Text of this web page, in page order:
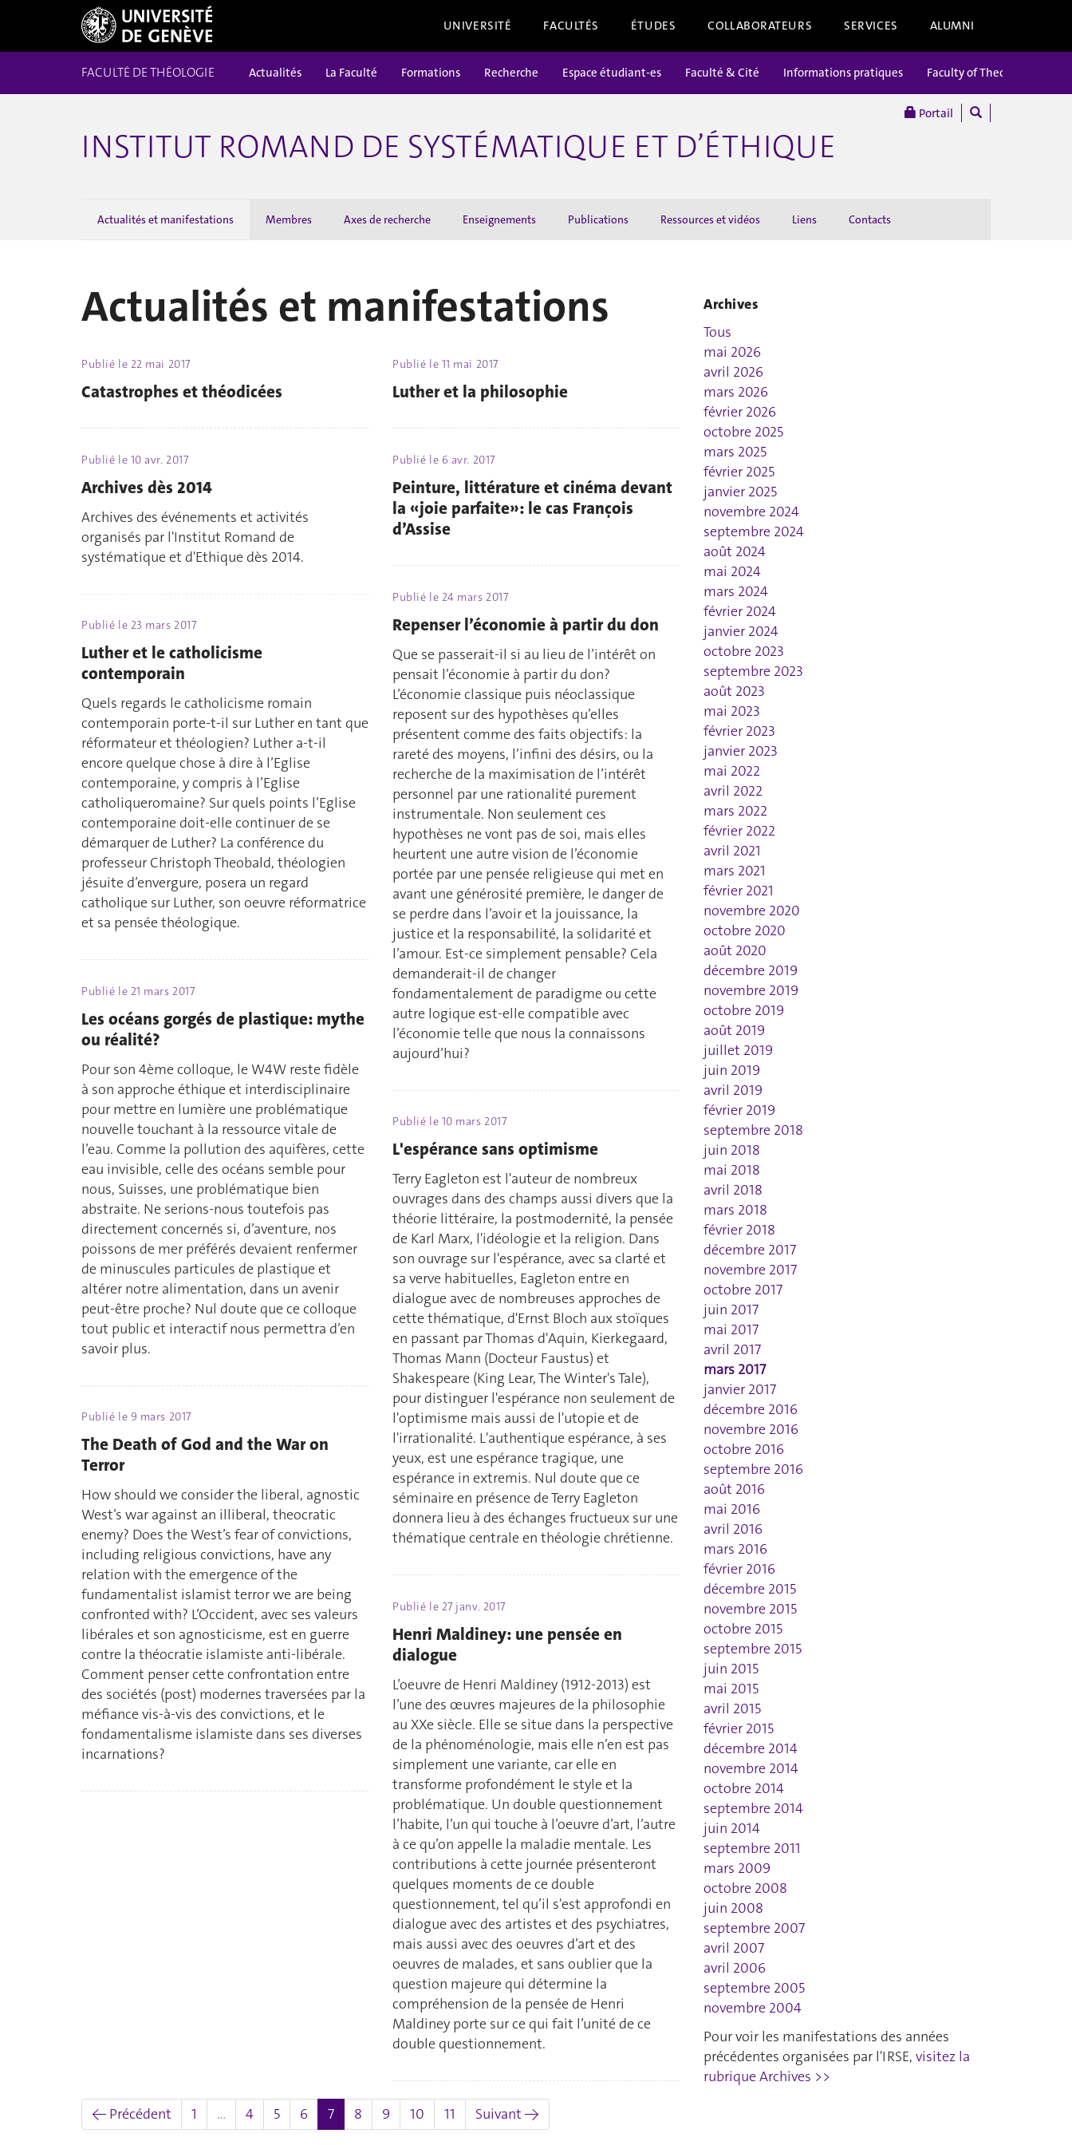
UNIVERSITÉ FACULTÉS ÉTUDES COLLABORATEURS SERVICES ALUMNI
Portail
FACULTÉ DE THÉOLOGIE Actualités La Faculté Formations Recherche Espace étudiant-es Faculté & Cité Informations pratiques Faculty of Theology
INSTITUT ROMAND DE SYSTÉMATIQUE ET D’ÉTHIQUE
Actualités et manifestations Membres Axes de recherche Enseignements Publications Ressources et vidéos Liens Contacts
Actualités et manifestations
Publié le 22 mai 2017
Catastrophes et théodicées
Publié le 11 mai 2017
Luther et la philosophie
Publié le 10 avr. 2017
Archives dès 2014
Archives des événements et activités
organisés par l'Institut Romand de
systématique et d'Ethique dès 2014.
Publié le 6 avr. 2017
Peinture, littérature et cinéma devant
la «joie parfaite»: le cas François
d’Assise
Publié le 24 mars 2017
Repenser l’économie à partir du don
Que se passerait-il si au lieu de l’intérêt on
pensait l’économie à partir du don?
L’économie classique puis néoclassique
reposent sur des hypothèses qu’elles
présentent comme des faits objectifs: la
rareté des moyens, l’infini des désirs, ou la
recherche de la maximisation de l’intérêt
personnel par une rationalité purement
instrumentale. Non seulement ces
hypothèses ne vont pas de soi, mais elles
heurtent une autre vision de l’économie
portée par une pensée religieuse qui met en
avant une générosité première, le danger de
se perdre dans l’avoir et la jouissance, la
justice et la responsabilité, la solidarité et
l’amour. Est-ce simplement pensable? Cela
demanderait-il de changer
fondamentalement de paradigme ou cette
autre logique est-elle compatible avec
l’économie telle que nous la connaissons
aujourd’hui?
Publié le 23 mars 2017
Luther et le catholicisme
contemporain
Quels regards le catholicisme romain
contemporain porte-t-il sur Luther en tant que
réformateur et théologien? Luther a-t-il
encore quelque chose à dire à l’Eglise
contemporaine, y compris à l’Eglise
catholiqueromaine? Sur quels points l’Eglise
contemporaine doit-elle continuer de se
démarquer de Luther? La conférence du
professeur Christoph Theobald, théologien
jésuite d’envergure, posera un regard
catholique sur Luther, son oeuvre réformatrice
et sa pensée théologique.
Publié le 21 mars 2017
Les océans gorgés de plastique: mythe
ou réalité?
Pour son 4ème colloque, le W4W reste fidèle
à son approche éthique et interdisciplinaire
pour mettre en lumière une problématique
nouvelle touchant à la ressource vitale de
l’eau. Comme la pollution des aquifères, cette
eau invisible, celle des océans semble pour
nous, Suisses, une problématique bien
abstraite. Ne serions-nous toutefois pas
directement concernés si, d’aventure, nos
poissons de mer préférés devaient renfermer
de minuscules particules de plastique et
altérer notre alimentation, dans un avenir
peut-être proche? Nul doute que ce colloque
tout public et interactif nous permettra d’en
savoir plus.
Publié le 10 mars 2017
L'espérance sans optimisme
Terry Eagleton est l'auteur de nombreux
ouvrages dans des champs aussi divers que la
théorie littéraire, la postmodernité, la pensée
de Karl Marx, l'idéologie et la religion. Dans
son ouvrage sur l'espérance, avec sa clarté et
sa verve habituelles, Eagleton entre en
dialogue avec de nombreuses approches de
cette thématique, d'Ernst Bloch aux stoïques
en passant par Thomas d'Aquin, Kierkegaard,
Thomas Mann (Docteur Faustus) et
Shakespeare (King Lear, The Winter's Tale),
pour distinguer l'espérance non seulement de
l'optimisme mais aussi de l'utopie et de
l'irrationalité. L'authentique espérance, à ses
yeux, est une espérance tragique, une
espérance in extremis. Nul doute que ce
séminaire en présence de Terry Eagleton
donnera lieu à des échanges fructueux sur une
thématique centrale en théologie chrétienne.
Publié le 9 mars 2017
The Death of God and the War on
Terror
How should we consider the liberal, agnostic
West’s war against an illiberal, theocratic
enemy? Does the West’s fear of convictions,
including religious convictions, have any
relation with the emergence of the
fundamentalist islamist terror we are being
confronted with? L’Occident, avec ses valeurs
libérales et son agnosticisme, est en guerre
contre la théocratie islamiste anti-libérale.
Comment penser cette confrontation entre
des sociétés (post) modernes traversées par la
méfiance vis-à-vis des convictions, et le
fondamentalisme islamiste dans ses diverses
incarnations?
Publié le 27 janv. 2017
Henri Maldiney: une pensée en
dialogue
L’oeuvre de Henri Maldiney (1912-2013) est
l’une des œuvres majeures de la philosophie
au XXe siècle. Elle se situe dans la perspective
de la phénoménologie, mais elle n’en est pas
simplement une variante, car elle en
transforme profondément le style et la
problématique. Un double questionnement
l’habite, l’un qui touche à l’oeuvre d’art, l’autre
à ce qu’on appelle la maladie mentale. Les
contributions à cette journée présenteront
quelques moments de ce double
questionnement, tel qu’il s'est approfondi en
dialogue avec des artistes et des psychiatres,
mais aussi avec des oeuvres d’art et des
oeuvres de malades, et sans oublier que la
question majeure qui détermine la
compréhension de la pensée de Henri
Maldiney porte sur ce qui fait l’unité de ce
double questionnement.
← Précédent 1 … 4 5 6 7(actuel)
8 9 10 11 Suivant →
Archives
Tous
mai 2026
avril 2026
mars 2026
février 2026
octobre 2025
mars 2025
février 2025
janvier 2025
novembre 2024
septembre 2024
août 2024
mai 2024
mars 2024
février 2024
janvier 2024
octobre 2023
septembre 2023
août 2023
mai 2023
février 2023
janvier 2023
mai 2022
avril 2022
mars 2022
février 2022
avril 2021
mars 2021
février 2021
novembre 2020
octobre 2020
août 2020
décembre 2019
novembre 2019
octobre 2019
août 2019
juillet 2019
juin 2019
avril 2019
février 2019
septembre 2018
juin 2018
mai 2018
avril 2018
mars 2018
février 2018
décembre 2017
novembre 2017
octobre 2017
juin 2017
mai 2017
avril 2017
mars 2017
janvier 2017
décembre 2016
novembre 2016
octobre 2016
septembre 2016
août 2016
mai 2016
avril 2016
mars 2016
février 2016
décembre 2015
novembre 2015
octobre 2015
septembre 2015
juin 2015
mai 2015
avril 2015
février 2015
décembre 2014
novembre 2014
octobre 2014
septembre 2014
juin 2014
septembre 2011
mars 2009
octobre 2008
juin 2008
septembre 2007
avril 2007
avril 2006
septembre 2005
novembre 2004
Pour voir les manifestations des années
précédentes organisées par l'IRSE, visitez la
rubrique Archives >>